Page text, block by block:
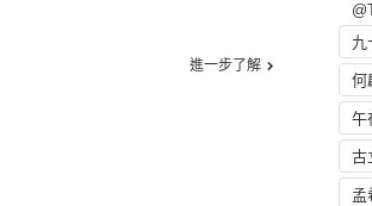
進一步了解
九
何
午
古
孟